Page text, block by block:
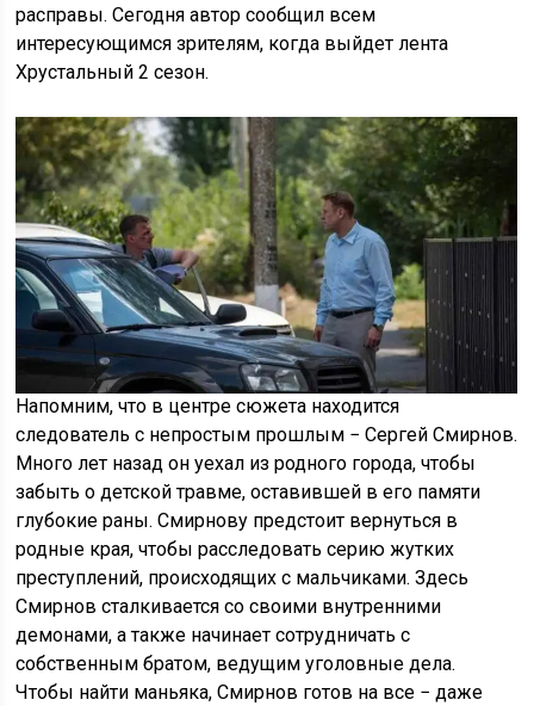
расправы. Сегодня автор сообщил всем
интересующимся зрителям, когда выйдет лента
Хрустальный 2 сезон.
Напомним, что в центре сюжета находится
следователь с непростым прошлым − Сергей Смирнов.
Много лет назад он уехал из родного города, чтобы
забыть о детской травме, оставившей в его памяти
глубокие раны. Смирнову предстоит вернуться в
родные края, чтобы расследовать серию жутких
преступлений, происходящих с мальчиками. Здесь
Смирнов сталкивается со своими внутренними
демонами, а также начинает сотрудничать с
собственным братом, ведущим уголовные дела.
Чтобы найти маньяка, Смирнов готов на все − даже